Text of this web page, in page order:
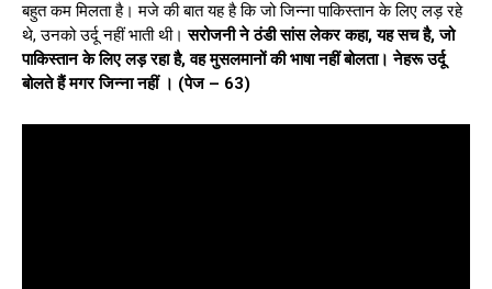
बहुत कम मिलता है। मजे की बात यह है कि जो जिन्ना पाकिस्तान के लिए लड़ रहे
थे, उनको उर्दू नहीं भाती थी।सरोजनी ने ठंडी सांस लेकर कहा, यह सच है, जो
पाकिस्तान के लिए लड़ रहा है, वह मुसलमानों की भाषा नहीं बोलता। नेहरू उर्दू
बोलते हैं मगर जिन्ना नहीं । (पेज – 63)